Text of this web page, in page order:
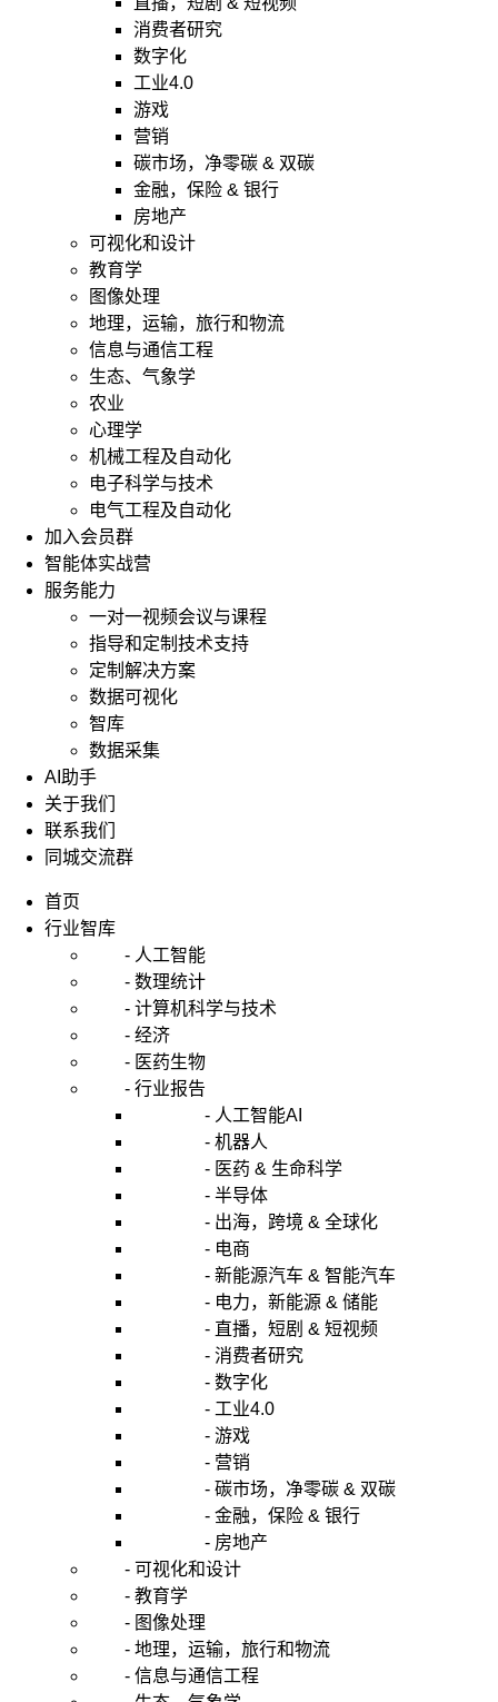
消费者研究
数字化
工业4.0
游戏
营销
碳市场，净零碳 & 双碳
金融，保险 & 银行
房地产
可视化和设计
教育学
图像处理
地理，运输，旅行和物流
信息与通信工程
生态、气象学
农业
心理学
机械工程及自动化
电子科学与技术
电气工程及自动化
加入会员群
智能体实战营
服务能力
一对一视频会议与课程
指导和定制技术支持
定制解决方案
数据可视化
智库
数据采集
AI助手
关于我们
联系我们
同城交流群
首页
行业智库
- 人工智能
- 数理统计
- 计算机科学与技术
- 经济
- 医药生物
- 行业报告
- 人工智能AI
- 机器人
- 医药 & 生命科学
- 半导体
- 出海，跨境 & 全球化
- 电商
- 新能源汽车 & 智能汽车
- 电力，新能源 & 储能
- 直播，短剧 & 短视频
- 消费者研究
- 数字化
- 工业4.0
- 游戏
- 营销
- 碳市场，净零碳 & 双碳
- 金融，保险 & 银行
- 房地产
- 可视化和设计
- 教育学
- 图像处理
- 地理，运输，旅行和物流
- 信息与通信工程